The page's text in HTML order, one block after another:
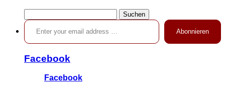
nach:
Enter your email address …
Abonnieren
Facebook
Facebook